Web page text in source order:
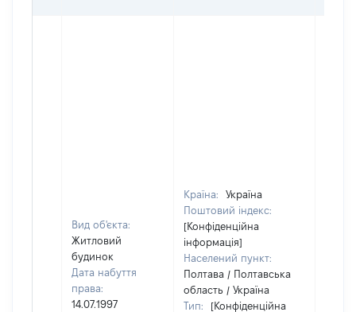
Вид об'єкта:
Житловий
будинок
Дата набуття
права:
14.07.1997
Країна:
Україна
Поштовий індекс:
[Конфіденційна
інформація]
Населений пункт:
Полтава / Полтавська
область / Україна
Тип:
[Конфіденційна